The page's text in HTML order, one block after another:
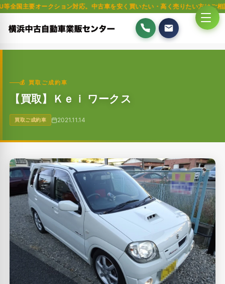
クション対応。中古車を安く買いたい・高く売りたい方はご相談ください
💰 買取ご成約車
【買取】Ｋｅｉ ワークス
買取ご成約車 2021.11.14